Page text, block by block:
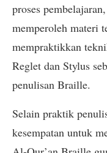
proses
memperoleh materi
mempraktikkan
Reglet dan Stylus
penulisan Braille.
Selain praktik
kesempatan untuk